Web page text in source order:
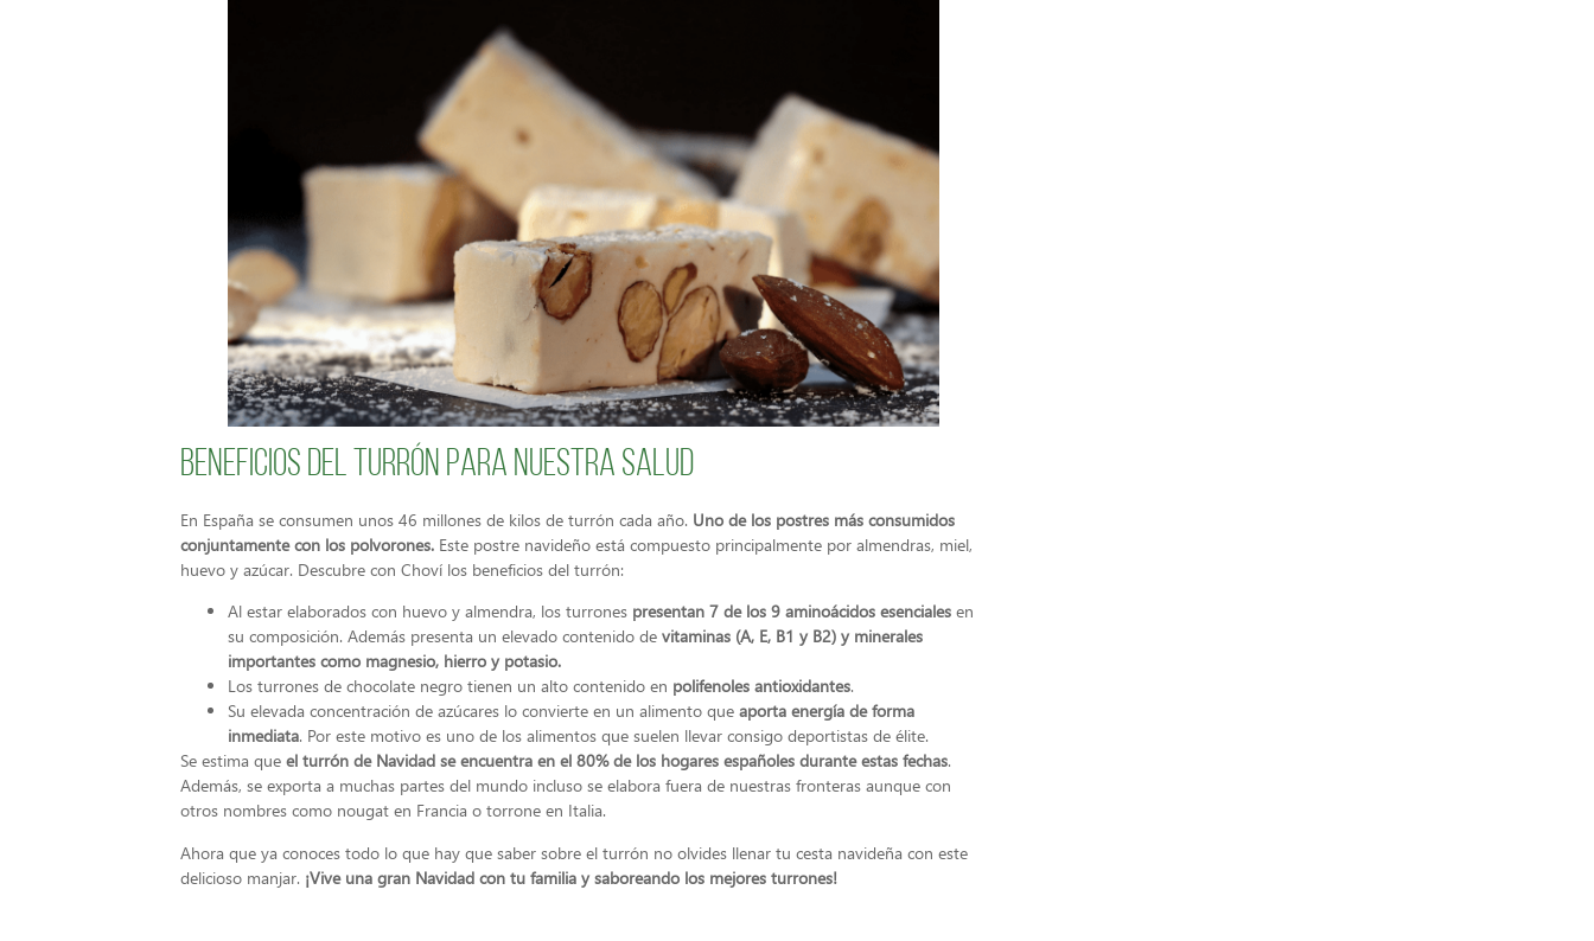
Beneficios del turrón para nuestra salud
En España se consumen unos 46 millones de kilos de turrón cada año. Uno de los postres más consumidos
conjuntamente con los polvorones. Este postre navideño está compuesto principalmente por almendras, miel,
huevo y azúcar. Descubre con Choví los beneficios del turrón:
Al estar elaborados con huevo y almendra, los turrones presentan 7 de los 9 aminoácidos esenciales en
su composición. Además presenta un elevado contenido de vitaminas (A, E, B1 y B2) y minerales
importantes como magnesio, hierro y potasio.
Los turrones de chocolate negro tienen un alto contenido en polifenoles antioxidantes.
Su elevada concentración de azúcares lo convierte en un alimento que aporta energía de forma
inmediata. Por este motivo es uno de los alimentos que suelen llevar consigo deportistas de élite.
Se estima que el turrón de Navidad se encuentra en el 80% de los hogares españoles durante estas fechas.
Además, se exporta a muchas partes del mundo incluso se elabora fuera de nuestras fronteras aunque con
otros nombres como nougat en Francia o torrone en Italia.
Ahora que ya conoces todo lo que hay que saber sobre el turrón no olvides llenar tu cesta navideña con este
delicioso manjar. ¡Vive una gran Navidad con tu familia y saboreando los mejores turrones!